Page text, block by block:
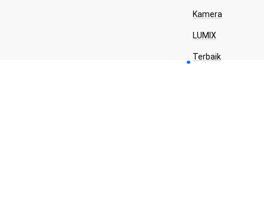
Kamera
LUMIX
Terbaik